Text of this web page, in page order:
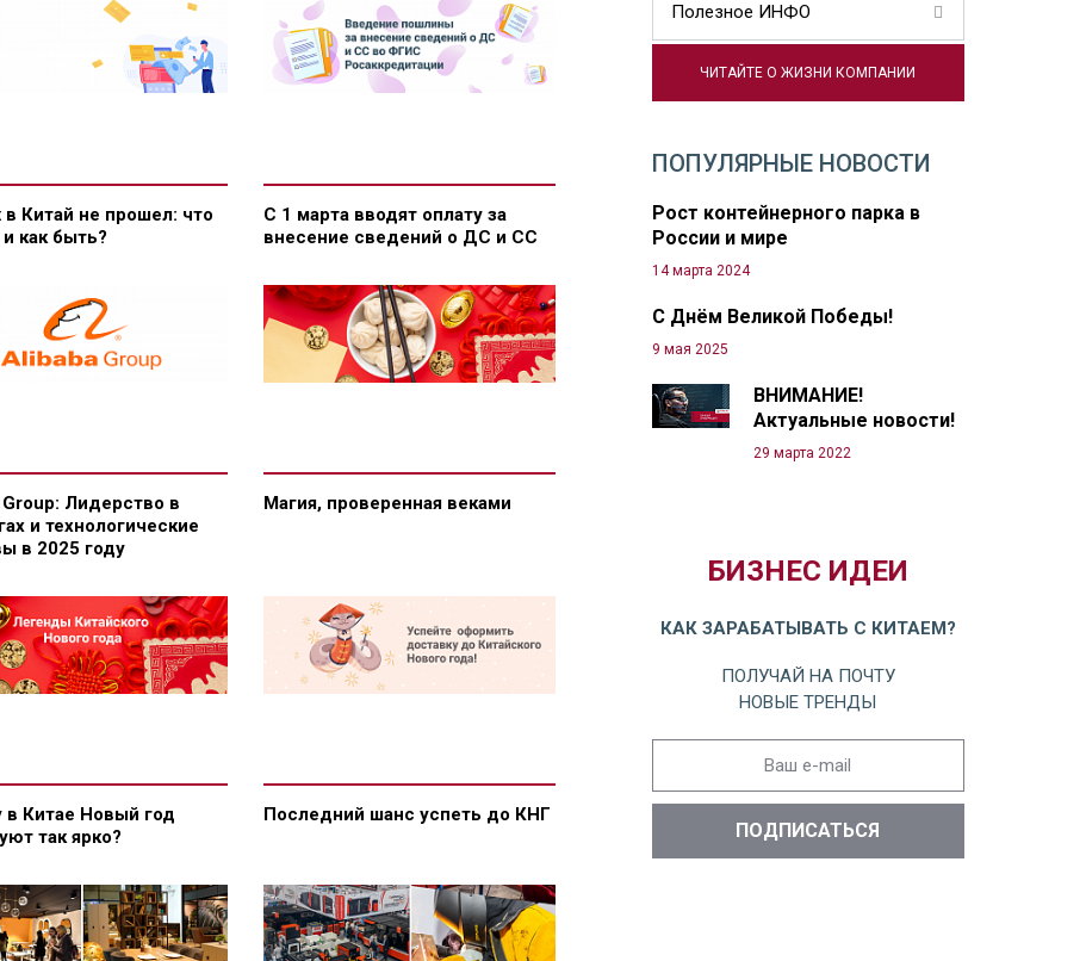
Китай не прошел: что
как быть?
С 1 марта вводят оплату за
внесение сведений о ДС и СС
Лидерство в
и технологические
в 2025 году
Магия, проверенная веками
в Китае Новый год
так ярко?
Последний шанс успеть до КНГ
Полезное ИНФО
ЧИТАЙТЕ О ЖИЗНИ КОМПАНИИ
ПОПУЛЯРНЫЕ НОВОСТИ
Рост контейнерного парка в
России и мире
14 марта 2024
С Днём Великой Победы!
9 мая 2025
ВНИМАНИЕ!
Актуальные новости!
29 марта 2022
БИЗНЕС ИДЕИ
КАК ЗАРАБАТЫВАТЬ С КИТАЕМ?
ПОЛУЧАЙ НА ПОЧТУ
НОВЫЕ ТРЕНДЫ